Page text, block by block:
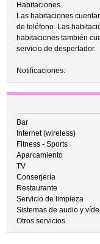
Habitaciones.
Las habitaciones
de teléfono. Las
habitaciones también
servicio de despertador.
Notificaciones:
Bar
Internet (wireless)
Fitness - Sports
Aparcamiento
TV
Conserjería
Restaurante
Servicio de limpieza
Sistemas de audio y
Otros servicios